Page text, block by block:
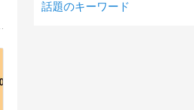
話題のキーワード